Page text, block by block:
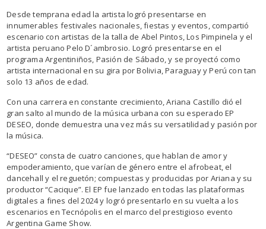
Desde temprana edad la artista logró presentarse en
innumerables festivales nacionales, fiestas y eventos, compartió
escenario con artistas de la talla de Abel Pintos, Los Pimpinela y el
artista peruano Pelo D´ambrosio. Logró presentarse en el
programa Argentiniños, Pasión de Sábado, y se proyectó como
artista internacional en su gira por Bolivia, Paraguay y Perú con tan
solo 13 años de edad.
Con una carrera en constante crecimiento, Ariana Castillo dió el
gran salto al mundo de la música urbana con su esperado EP
DESEO, donde demuestra una vez más su versatilidad y pasión por
la música.
“DESEO” consta de cuatro canciones, que hablan de amor y
empoderamiento, que varían de género entre el afrobeat, el
dancehall y el reguetón; compuestas y producidas por Ariana y su
productor “Cacique”. El EP fue lanzado en todas las plataformas
digitales a fines del 2024 y logró presentarlo en su vuelta a los
escenarios en Tecnópolis en el marco del prestigioso evento
Argentina Game Show.